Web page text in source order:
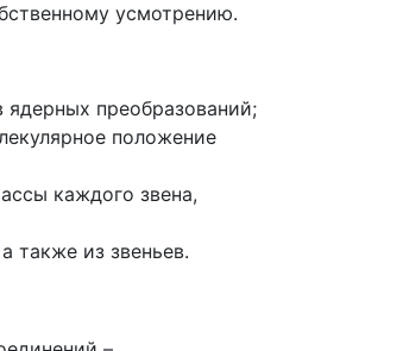
усмотрению.
преобразований;
положение
каждого звена,
также из звеньев.